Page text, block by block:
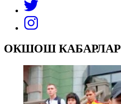
ОКШОШ КАБАРЛАР